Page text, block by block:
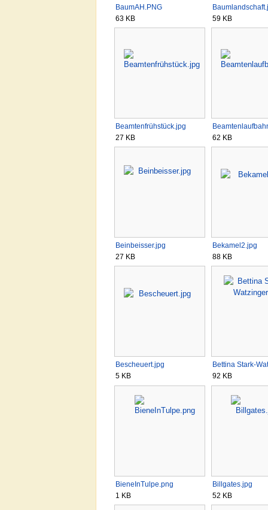
BaumAH.PNG
63 KB
59 KB
Beamtenfrühstück.jpg
27 KB
62 KB
Beinbeisser.jpg
27 KB
Bekamel2.jpg
88 KB
Bescheuert.jpg
5 KB
Bettina Stark-
92 KB
BieneInTulpe.png
1 KB
Billgates.jpg
52 KB